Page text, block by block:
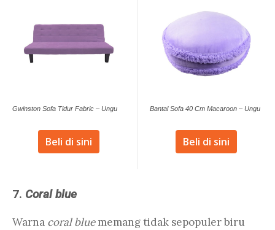
Gwinston Sofa Tidur Fabric – Ungu
Beli di sini
Bantal Sofa 40 Cm Macaroon – Ungu
Beli di sini
7. Coral blue
Warna coral bluememang tidak sepopuler biru